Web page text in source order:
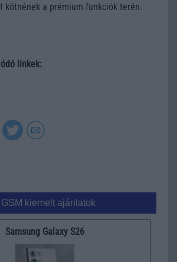
kötnének a prémium funkciók terén.
linkek:
kiemelt ajánlatok
Samsung Galaxy S26